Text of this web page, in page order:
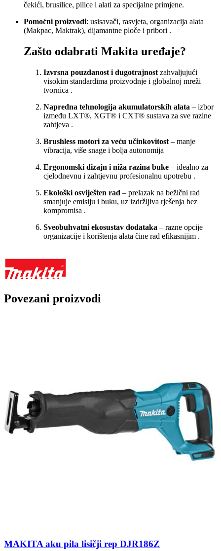
čekići, brusilice, pilice i alati za specijalne primjene.
Pomoćni proizvodi: usisavači, rasvjeta, organizacija alata
(Makpac, Maktrak), dijamantne ploče i pribori .
Zašto odabrati Makita uređaje?
Izvrsna pouzdanost i dugotrajnost zahvaljujući
visokim standardima proizvodnje i globalnoj mreži
tvornica .
Napredna tehnologija akumulatorskih alata – izbor
između LXT®, XGT® i CXT® sustava za sve razine
zahtjeva .
Brushless motori za veću učinkovitost – manje
vibracija, više snage i bolja autonomija
Ergonomski dizajn i niža razina buke – idealno za
cjelodnevnu i zahtjevnu profesionalnu upotrebu .
Ekološki osviješten rad – prelazak na bežični rad
smanjuje emisiju i buku, uz izdržljiva rješenja bez
kompromisa .
Sveobuhvatni ekosustav dodataka – razne opcije
organizacije i korištenja alata čine rad efikasnijim .
Povezani proizvodi
MAKITA aku pila lisičji rep DJR186Z